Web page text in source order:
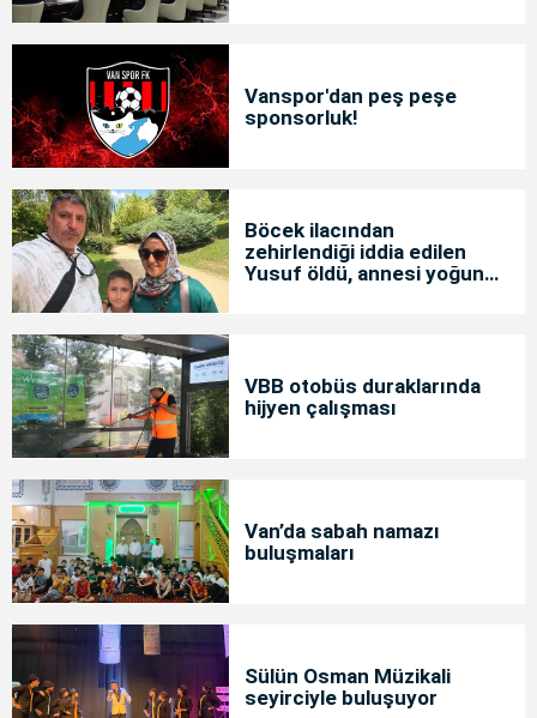
Vanspor'dan peş peşe
sponsorluk!
Böcek ilacından
zehirlendiği iddia edilen
Yusuf öldü, annesi yoğun
VBB otobüs duraklarında
hijyen çalışması
Van’da sabah namazı
buluşmaları
Sülün Osman Müzikali
seyirciyle buluşuyor